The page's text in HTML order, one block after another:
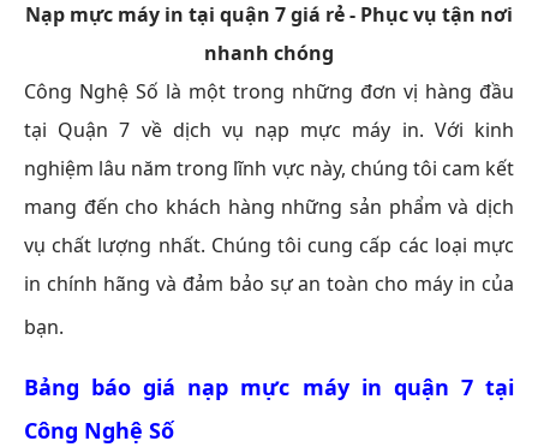
Nạp mực máy in tại quận 7 giá rẻ - Phục vụ tận nơi
nhanh chóng
Công Nghệ Số là một trong những đơn vị hàng đầu
tại Quận 7 về dịch vụ nạp mực máy in. Với kinh
nghiệm lâu năm trong lĩnh vực này, chúng tôi cam kết
mang đến cho khách hàng những sản phẩm và dịch
vụ chất lượng nhất. Chúng tôi cung cấp các loại mực
in chính hãng và đảm bảo sự an toàn cho máy in của
bạn.
Bảng báo giá nạp mực máy in quận 7tại
Công Nghệ Số